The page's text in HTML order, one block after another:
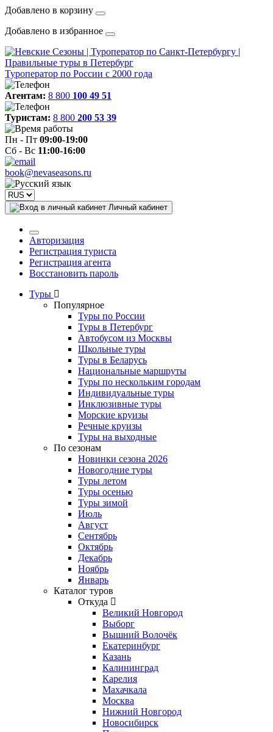
Добавлено в корзину
Добавлено в избранное
Туроператор по России с 2000 года
Агентам: 8 800 100 49 51
Туристам: 8 800 200 53 39
Пн - Пт 09:00-19:00
Сб - Вс 11:00-16:00
book@nevaseasons.ru
Личный кабинет
Авторизация
Регистрация туриста
Регистрация агента
Восстановить пароль
Туры
Популярное
Туры по России
Туры в Петербург
Автобусом из Москвы
Школьные туры
Туры в Беларусь
Национальные маршруты
Туры по нескольким городам
Индивидуальные туры
Инклюзивные туры
Морские круизы
Речные круизы
Туры на выходные
По сезонам
Новинки сезона 2026
Новогодние туры
Туры летом
Туры осенью
Туры зимой
Июль
Август
Сентябрь
Октябрь
Декабрь
Ноябрь
Январь
Каталог туров
Откуда
Великий Новгород
Выборг
Вышний Волочёк
Екатеринбург
Казань
Калининград
Карелия
Махачкала
Москва
Нижний Новгород
Новосибирск